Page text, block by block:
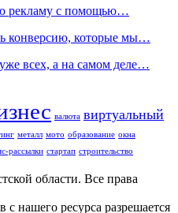
рекламу с помощью…
конверсию, которые мы…
всех, а на самом деле…
валюта виртуальный
металл мото образование окна
рассылки стартап строительство
области. Все права
нашего ресурса разрешается